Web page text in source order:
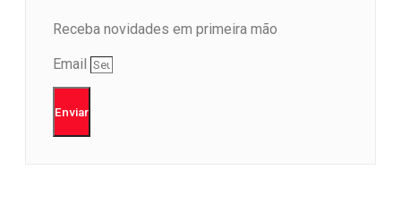
Receba novidades em primeira mão
Email
Enviar